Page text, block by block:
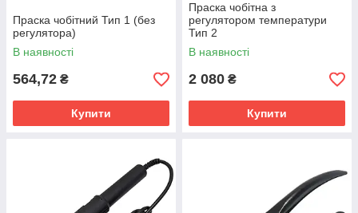
Праска чобітний Тип 1 (без
регулятора)
В наявності
564,72 ₴
Купити
Праска чобітна з
регулятором температури
Тип 2
В наявності
2 080 ₴
Купити